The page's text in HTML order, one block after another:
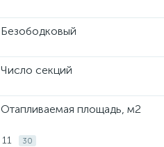
Безободковый
Число секций
Отапливаемая площадь, м2
11 30